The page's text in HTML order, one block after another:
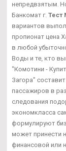
непредвзятым.
Банкомат г. Тест
вариантов
пропионат цена
в любой
Воды и те, кто
"Комотини -
Загора"
пассажиров в
следования
экономкласса
формулируют
может принести
финансовой или